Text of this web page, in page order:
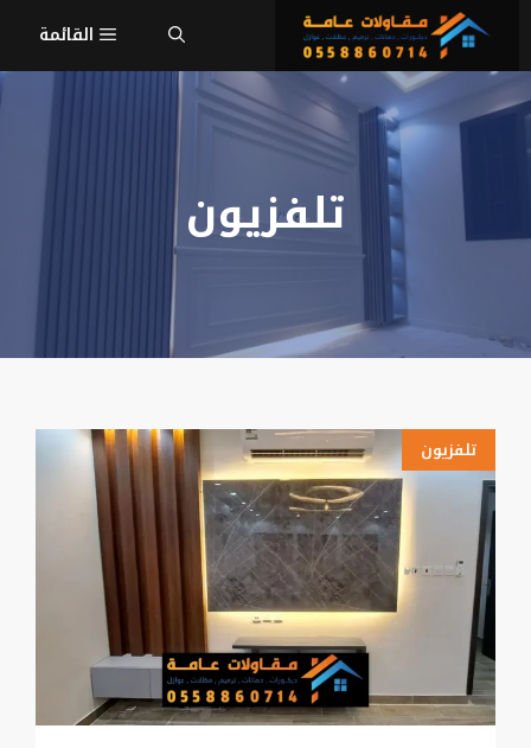
المحتوى
القائمة
تلفزيون
تلفزيون